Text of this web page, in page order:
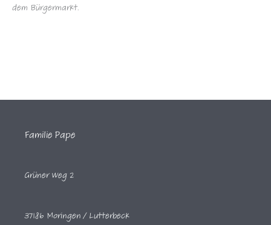
dem Bürgermarkt.
Familie Pape
Grüner Weg 2
37186 Moringen / Lutterbeck